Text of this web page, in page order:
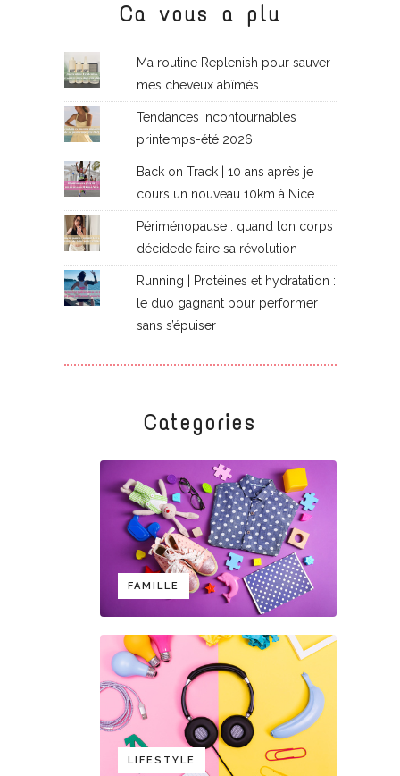
Ca vous a plu
Ma routine Replenish pour sauver
mes cheveux abîmés
Tendances incontournables
printemps-été 2026
Back on Track | 10 ans après je
cours un nouveau 10km à Nice
Périménopause : quand ton corps
décidede faire sa révolution
Running | Protéines et hydratation :
le duo gagnant pour performer
sans s’épuiser
Categories
FAMILLE
LIFESTYLE